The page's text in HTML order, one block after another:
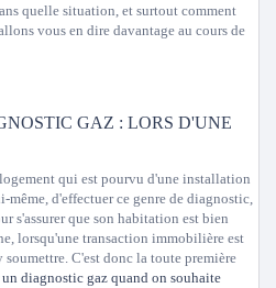
quelle situation, et surtout comment
vous en dire davantage au cours de
GAZ : LORS D'UNE
qui est pourvu d'une installation
même, d'effectuer ce genre de diagnostic,
s'assurer que son habitation est bien
lorsqu'une transaction immobilière est
C'est donc la toute première
diagnostic gaz quand on souhaite